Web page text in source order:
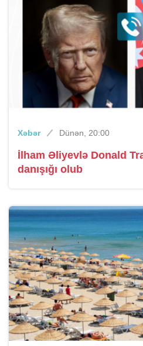
Xəbər Dünən, 20:00
İlham Əliyevlə Donald
danışığı olub